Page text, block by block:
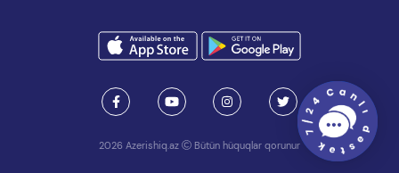
2026 Azerishiq.az Bütün hüquqlar qorunur